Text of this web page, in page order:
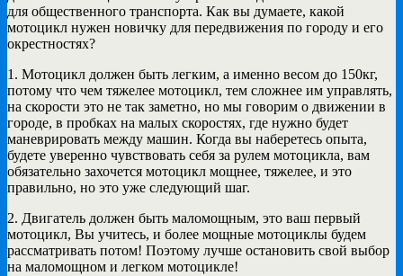
для общественного транспорта. Как вы думаете, какой
мотоцикл нужен новичку для передвижения по городу и его
окрестностях?
1. Мотоцикл должен быть легким, а именно весом до 150кг,
потому что чем тяжелее мотоцикл, тем сложнее им управлять,
на скорости это не так заметно, но мы говорим о движении в
городе, в пробках на малых скоростях, где нужно будет
маневрировать между машин. Когда вы наберетесь опыта,
будете уверенно чувствовать себя за рулем мотоцикла, вам
обязательно захочется мотоцикл мощнее, тяжелее, и это
правильно, но это уже следующий шаг.
2. Двигатель должен быть маломощным, это ваш первый
мотоцикл, Вы учитесь, и более мощные мотоциклы будем
рассматривать потом! Поэтому лучше остановить свой выбор
на маломощном и легком мотоцикле!